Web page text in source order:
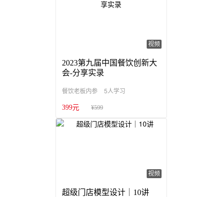
视频
2023第九届中国餐饮创新大
会-分享实录
餐饮老板内参 5人学习
399元 ¥599
视频
超级门店模型设计｜10讲